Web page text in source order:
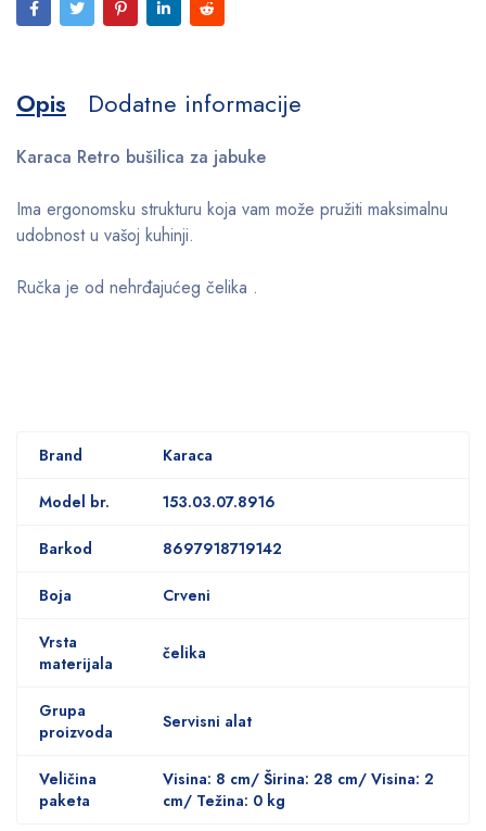
Opis Dodatne informacije
Karaca Retro bušilica za jabuke
Ima ergonomsku strukturu koja vam može pružiti maksimalnu
udobnost u vašoj kuhinji.
Ručka je od nehrđajućeg čelika .
Brand Karaca
Model br. 153.03.07.8916
Barkod 8697918719142
Boja Crveni
Vrsta
materijala
čelika
Grupa
proizvoda
Servisni alat
Veličina
paketa
Visina: 8 cm/ Širina: 28 cm/ Visina: 2
cm/ Težina: 0 kg